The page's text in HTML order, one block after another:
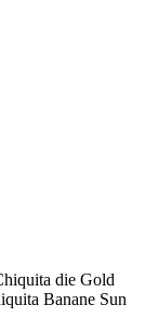
die Gold
Banane Sun